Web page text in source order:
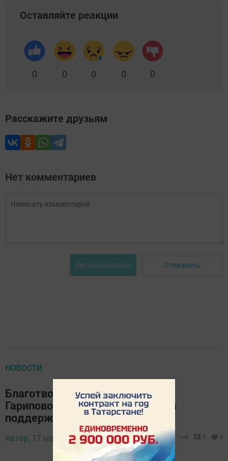
Оставляйте реакции
0 0 0 0 0
Расскажите друзьям
Нет комментариев
Авторизоваться Отправить
НОВОСТИ
Благотворительный фонд Дины
Гариповой собирает средства на
поддержку одаренных детей
Автор, 17 марта 2016 - 11:03 1148 0 0